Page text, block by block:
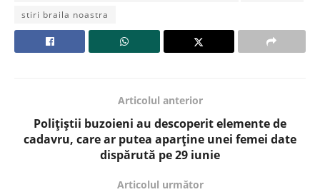
stiri braila noastra
Articolul anterior
Polițiștii buzoieni au descoperit elemente de
cadavru, care ar putea aparține unei femei date
dispărută pe 29 iunie
Articolul următor